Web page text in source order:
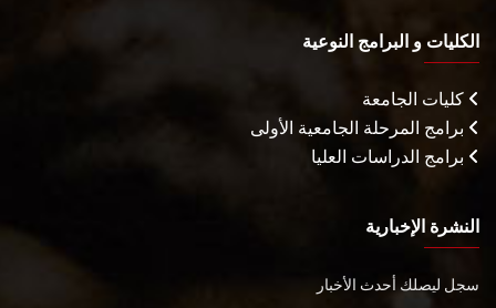
الكليات و البرامج النوعية
كليات الجامعة
برامج المرحلة الجامعية الأولى
برامج الدراسات العليا
النشرة الإخبارية
سجل ليصلك أحدث الأخبار